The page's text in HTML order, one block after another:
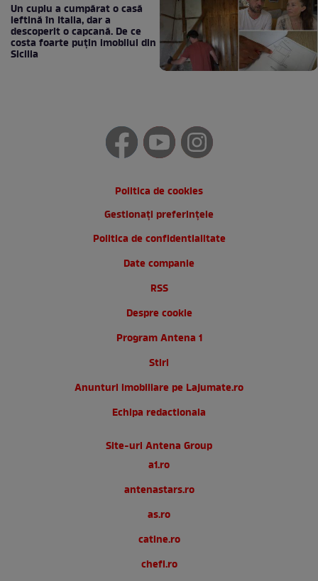
Un cuplu a cumpărat o casă
ieftină în Italia, dar a
descoperit o capcană. De ce
costa foarte puțin imobilul din
Sicilia
Politica de cookies
Gestionați preferințele
Politica de confidentialitate
Date companie
RSS
Despre cookie
Program Antena 1
Stiri
Anunturi imobiliare pe Lajumate.ro
Echipa redactionala
Site-uri Antena Group
a1.ro
antenastars.ro
as.ro
catine.ro
chefi.ro